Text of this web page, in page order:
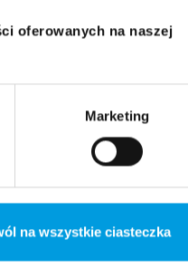
oferowanych na naszej
Marketing
na wszystkie ciasteczka